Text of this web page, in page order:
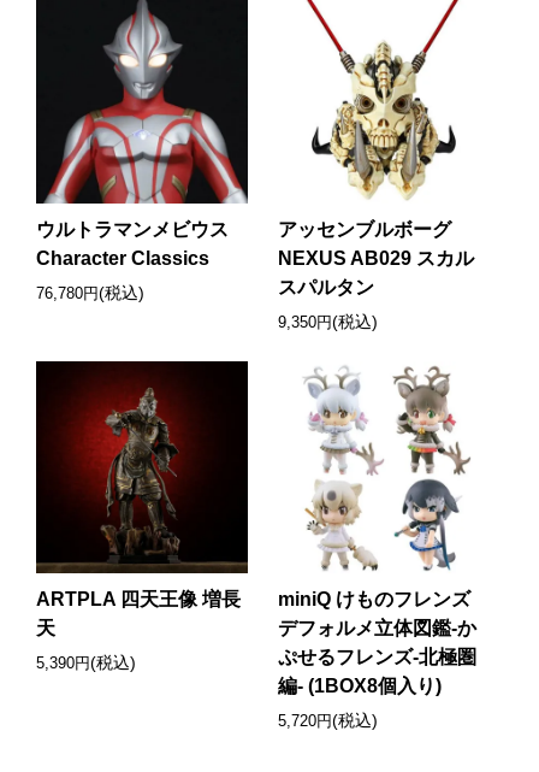
ウルトラマンメビウス
Character Classics
76,780円(税込)
アッセンブルボーグ
NEXUS AB029 スカル
スパルタン
9,350円(税込)
ARTPLA 四天王像 増長
天
5,390円(税込)
miniQ けものフレンズ
デフォルメ立体図鑑-か
ぷせるフレンズ-北極圏
編- (1BOX8個入り)
5,720円(税込)